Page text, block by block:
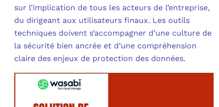
sur l’implication de tous les acteurs de l’entreprise,
du dirigeant aux utilisateurs finaux. Les outils
techniques doivent s’accompagner d’une culture de
la sécurité bien ancrée et d’une compréhension
claire des enjeux de protection des données.